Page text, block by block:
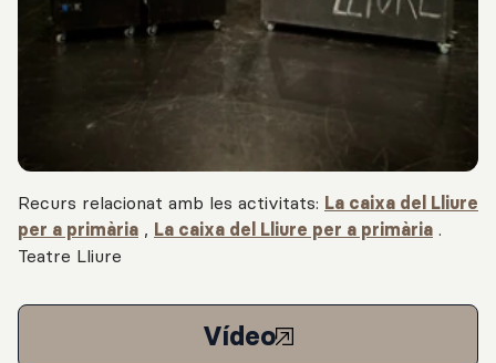
Recurs relacionat amb les activitats: La caixa del Lliure
per a primària , La caixa del Lliure per a primària .
Teatre Lliure
Vídeo